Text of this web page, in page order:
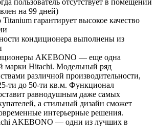
на 99 дней)
гарантирует высокое качество
кондиционера выполнены из
AKEBONO — еще одна
марки Hitachi. Модельный ряд
различной производительности,
ти до 50-ти кв.м. Функционал
равнодушным даже самых
а стильный дизайн сможет
интерьерные решения.
AKEBONO — одни из лучших в